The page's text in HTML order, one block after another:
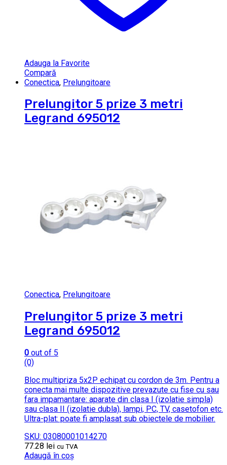
Adauga la Favorite
Compară
Conectica, Prelungitoare
Prelungitor 5 prize 3 metri
Legrand 695012
Conectica, Prelungitoare
Prelungitor 5 prize 3 metri
Legrand 695012
0 out of 5
(0)
Bloc multipriza 5x2P echipat cu cordon de 3m. Pentru a
conecta mai multe dispozitive prevazute cu fise cu sau
fara impamantare: aparate din clasa I (izolatie simpla)
sau clasa II (izolatie dubla), lampi, PC, TV, casetofon etc.
Ultra-plat: poate fi amplasat sub obiectele de mobilier.
SKU: 03080001014270
77.28 lei cu TVA
Adaugă în coș